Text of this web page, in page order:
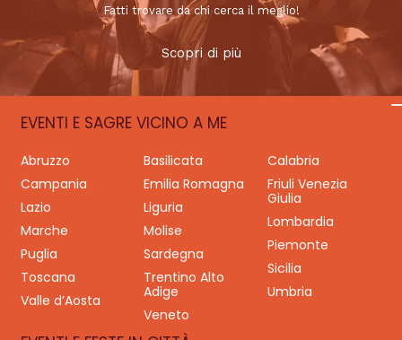
Fatti trovare da chi cerca il meglio!
Scopri di più
EVENTI E SAGRE VICINO A ME
Abruzzo Basilicata
Calabria
Campania
Emilia Romagna
Friuli Venezia
Giulia
Lazio
Liguria
Lombardia
Marche
Molise
Piemonte
Puglia
Sardegna
Sicilia
Toscana
Trentino Alto
Adige
Umbria
Valle d’Aosta
Veneto